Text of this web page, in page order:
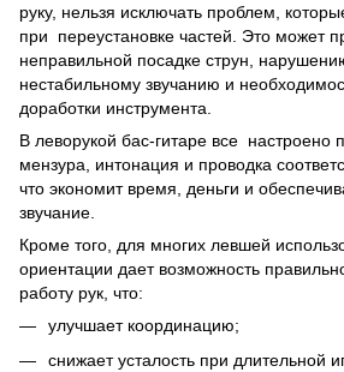
руку, нельзя исключать проблем,
при переустановке частей. Это может
неправильной посадке струн,
нестабильному звучанию и
доработки инструмента.
В леворукой бас-гитаре все настроено
мензура, интонация и проводка
что экономит время, деньги и
звучание.
Кроме того, для многих левшей
ориентации дает возможность
работу рук, что:
улучшает координацию;
снижает усталость при длительной